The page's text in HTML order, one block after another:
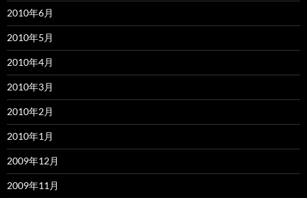
2010年6月
2010年5月
2010年4月
2010年3月
2010年2月
2010年1月
2009年12月
2009年11月